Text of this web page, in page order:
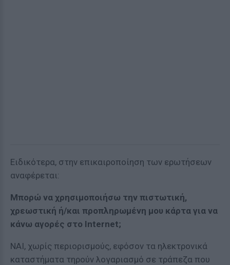
Ειδικότερα, στην επικαιροποίηση των ερωτήσεων
αναφέρεται:
Μπορώ να χρησιμοποιήσω την πιστωτική,
χρεωστική ή/και προπληρωμένη μου κάρτα για να
κάνω αγορές στο Internet;
ΝΑΙ, χωρίς περιορισμούς, εφόσον τα ηλεκτρονικά
καταστήματα τηρούν λογαριασμό σε τράπεζα που